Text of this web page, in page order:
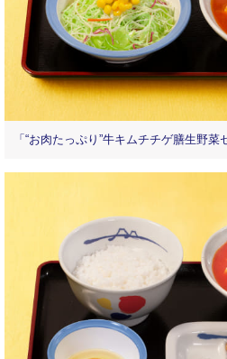
「“お肉たっぷり”牛キムチチゲ膳生野